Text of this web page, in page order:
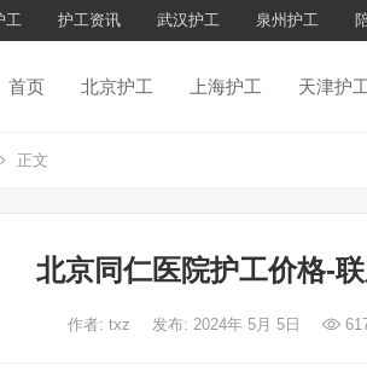
工 护工资讯 武汉护工 泉州护工
首页 北京护工 上海护工 天津护工
正文
北京同仁医院护工价格-
作者: txz 发布: 2024年 5月 5日